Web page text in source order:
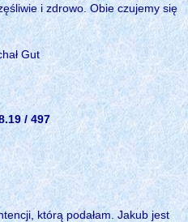
i zdrowo. Obie czujemy się
Gut
/ 497
którą podałam. Jakub jest